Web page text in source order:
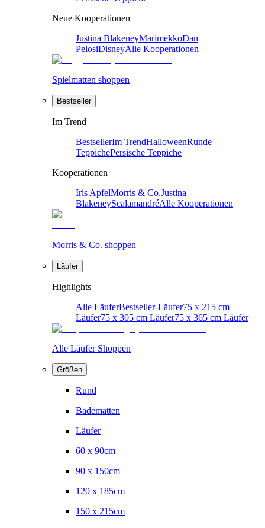
Neue Kooperationen
Justina BlakeneyMarimekkoDan
PelosiDisneyAlle Kooperationen
Spielmatten shoppen
Bestseller
Im Trend
BestsellerIm TrendHalloweenRunde
TeppichePersische Teppiche
Kooperationen
Iris ApfelMorris & Co.Justina
BlakeneyScalamandréAlle Kooperationen
Morris & Co. shoppen
Läufer
Highlights
Alle LäuferBestseller-Läufer75 x 215 cm
Läufer75 x 305 cm Läufer75 x 365 cm Läufer
Alle Läufer Shoppen
Größen
Rund
Badematten
Läufer
60 x 90cm
90 x 150cm
120 x 185cm
150 x 215cm